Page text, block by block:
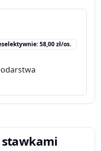
58,00 zł/os.
stawkami